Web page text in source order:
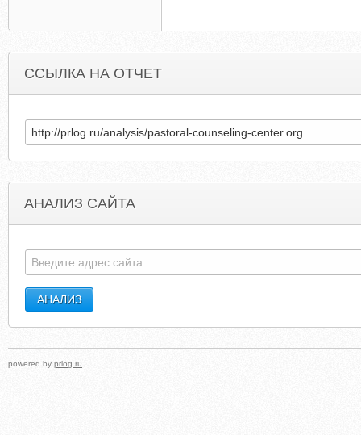
ССЫЛКА НА ОТЧЕТ
АНАЛИЗ САЙТА
powered by prlog.ru